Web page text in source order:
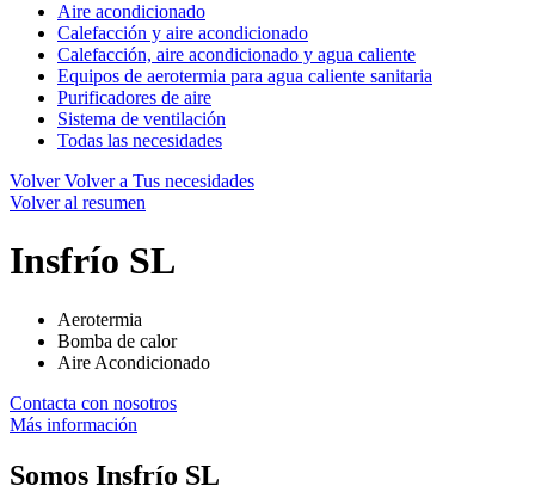
Aire acondicionado
Calefacción y aire acondicionado
Calefacción, aire acondicionado y agua caliente
Equipos de aerotermia para agua caliente sanitaria
Purificadores de aire
Sistema de ventilación
Todas las necesidades
Volver Volver a Tus necesidades
Volver al resumen
Insfrío SL
Aerotermia
Bomba de calor
Aire Acondicionado
Contacta con nosotros
Más información
Somos Insfrío SL